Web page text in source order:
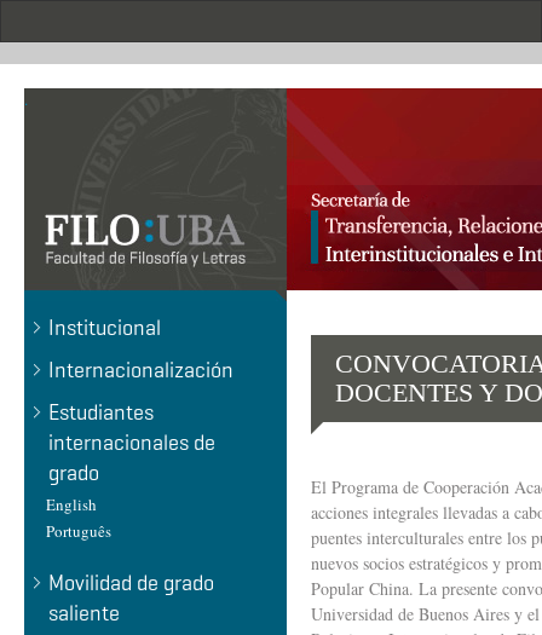
.
Institucional
Internacionalización
Estudiantes
internacionales de
grado
English
Português
Movilidad de grado
saliente
DOCENTES Y
El Programa de Cooperación
acciones integrales llevadas a
puentes interculturales entre los
nuevos socios estratégicos y
Popular China. La presente
Universidad de Buenos Aires y